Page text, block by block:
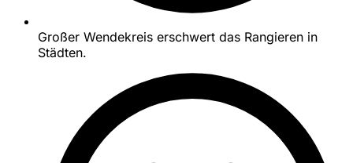
Großer Wendekreis erschwert das Rangieren in
Städten.